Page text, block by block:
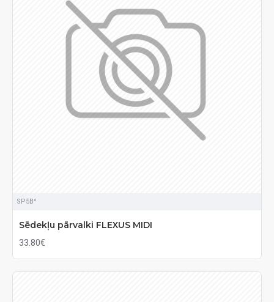
SP5B^
Sēdekļu pārvalki FLEXUS MIDI
33.80€